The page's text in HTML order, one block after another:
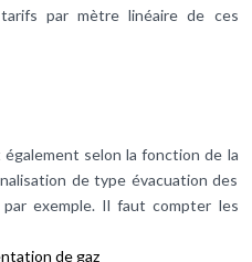
par mètre linéaire de ces
selon la fonction de la
de type évacuation des
exemple. Il faut compter les
de gaz